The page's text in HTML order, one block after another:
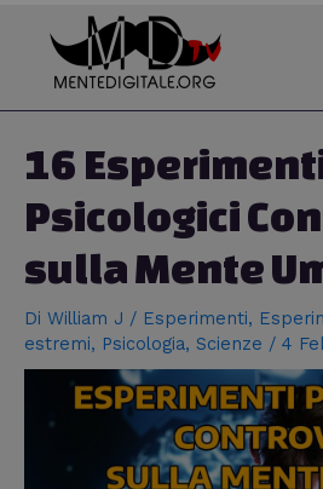
contenuto
16
Psicologici
sulla Mente
Di William J / Esperimenti,
estremi, Psicologia, Scienze / 4
articoli